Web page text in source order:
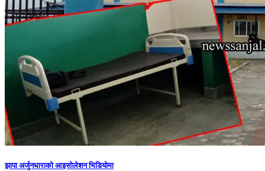
झापा अर्जुनधाराको आइसोलेशन भिडियोमा